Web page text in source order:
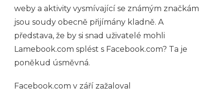
weby a aktivity vysmívající se známým značkám
jsou soudy obecně přijímány kladně. A
představa, že by si snad uživatelé mohli
Lamebook.com splést s Facebook.com? Ta je
poněkud úsměvná.
Facebook.com v září zažaloval